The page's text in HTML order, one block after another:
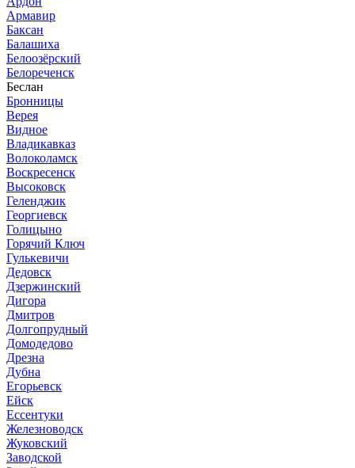
Армавир
Баксан
Балашиха
Белоозёрский
Белореченск
Беслан
Бронницы
Верея
Видное
Владикавказ
Волоколамск
Воскресенск
Высоковск
Геленджик
Георгиевск
Голицыно
Горячий Ключ
Гулькевичи
Дедовск
Дзержинский
Дигора
Дмитров
Долгопрудный
Домодедово
Дрезна
Дубна
Егорьевск
Ейск
Ессентуки
Железноводск
Жуковский
Заводской